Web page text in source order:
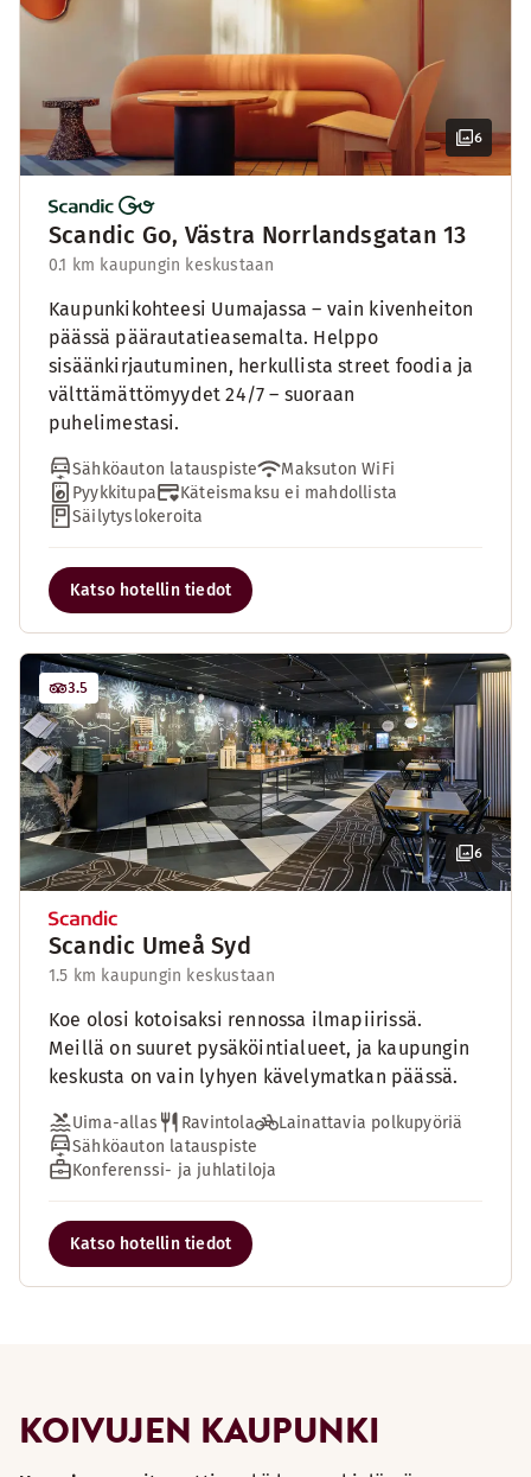
6
Scandic Go, Västra Norrlandsgatan 13
0.1 km kaupungin keskustaan
Kaupunkikohteesi Uumajassa – vain kivenheiton
päässä päärautatieasemalta. Helppo
sisäänkirjautuminen, herkullista street foodia ja
välttämättömyydet 24/7 – suoraan
puhelimestasi.
Sähköauton latauspiste
Maksuton WiFi
Pyykkitupa
Käteismaksu ei mahdollista
Säilytyslokeroita
Katso hotellin tiedot
6
3.5
Scandic Umeå Syd
1.5 km kaupungin keskustaan
Koe olosi kotoisaksi rennossa ilmapiirissä.
Meillä on suuret pysäköintialueet, ja kaupungin
keskusta on vain lyhyen kävelymatkan päässä.
Uima-allas Ravintola
Lainattavia polkupyöriä
Sähköauton latauspiste
Konferenssi- ja juhlatiloja
Katso hotellin tiedot
KOIVUJEN KAUPUNKI